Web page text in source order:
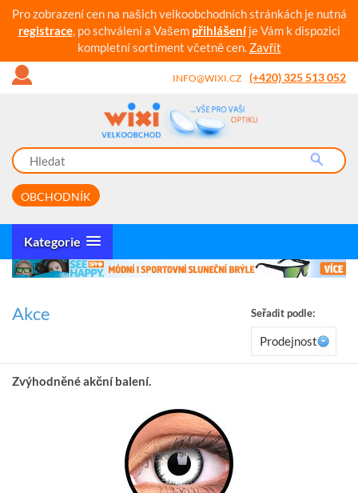
Pro zobrazení cen na našich velkoobchodních stránkách je nutná
registrace, po schválení a Vašem přihlášeníje Vám k dispozici
kompletní sortiment včetně cen. Zavřít
INFO@WIXI.CZ (+420) 325 513 052
OBCHODNÍK
Kategorie
Akce Seřadit podle:
Prodejnost
Zvýhodněné akční balení.